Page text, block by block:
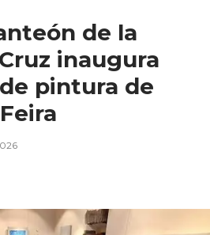
de la
inaugura
pintura de